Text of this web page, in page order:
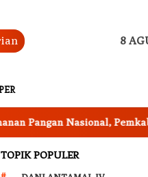
8
Nasional, Pemkab
TOPIK POPULER